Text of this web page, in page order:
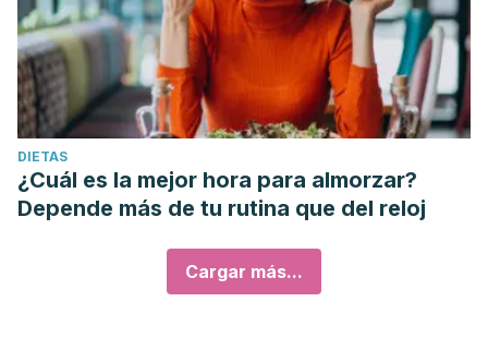
DIETAS
¿Cuál es la mejor hora para almorzar?
Depende más de tu rutina que del reloj
Cargar más...